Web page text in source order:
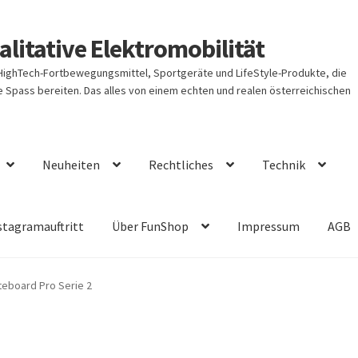
Elektromobilität
Fortbewegungsmittel, Sportgeräte und LifeStyle-Produkte, die
bereiten. Das alles von einem echten und realen österreichischen
Neuheiten Rechtliches Technik
Über FunShop Impressum AGB
Pro Serie 2